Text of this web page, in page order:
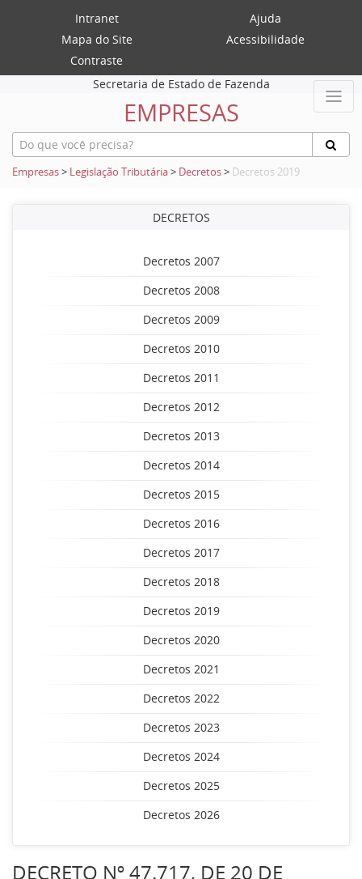
Intranet
Ajuda
Mapa do Site
Acessibilidade
Contraste
Secretaria de Estado de Fazenda
EMPRESAS
Empresas> Legislação Tributária> Decretos> Decretos 2019
DECRETOS
Decretos 2007
Decretos 2008
Decretos 2009
Decretos 2010
Decretos 2011
Decretos 2012
Decretos 2013
Decretos 2014
Decretos 2015
Decretos 2016
Decretos 2017
Decretos 2018
Decretos 2019
Decretos 2020
Decretos 2021
Decretos 2022
Decretos 2023
Decretos 2024
Decretos 2025
Decretos 2026
DECRETO Nº 47.717, DE 20 DE